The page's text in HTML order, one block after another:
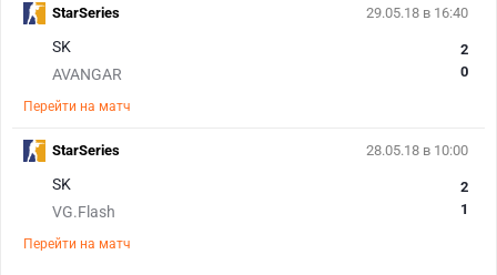
29.05.18 в 16:40
SK
AVANGAR
2
0
Перейти на матч
StarSeries
28.05.18 в 10:00
SK
VG.Flash
2
1
Перейти на матч
StarSeries